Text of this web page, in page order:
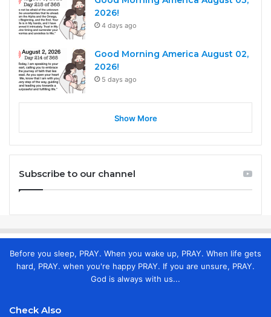
2026!
4 days ago
Good Morning America August 02,
2026!
5 days ago
Show More
Subscribe to our channel
Before you sleep, PRAY. When you wake up, PRAY. When life gets
hard, PRAY. when you're happy PRAY. If you are unsure, PRAY.
God is always with us...
Check Also